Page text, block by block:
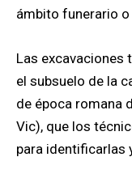
ámbito funerario o
Las excavaciones
el subsuelo de la
de época romana
Vic), que los
para identificarlas